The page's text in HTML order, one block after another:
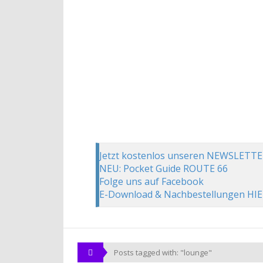
Jetzt kostenlos unseren
NEU: Pocket Guide ROUTE 66
Folge uns auf Facebook
E-Download & Nachbestellungen
Posts tagged with: "lounge"